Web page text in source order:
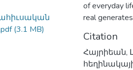
(3.1 MB)
of everyday
real
Citation
Հայրիեան,